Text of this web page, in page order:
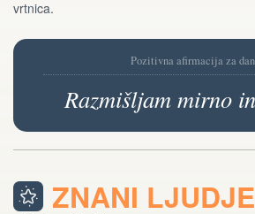
vrtnica.
Pozitivna afirmacija za
Razmišljam mirno
ZNANI LJUDJE